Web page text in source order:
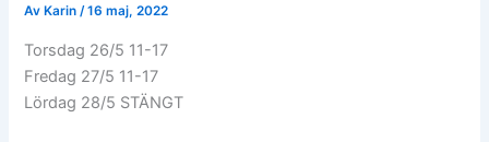
Av Karin/16 maj, 2022
Torsdag 26/5 11-17
Fredag 27/5 11-17
Lördag 28/5 STÄNGT